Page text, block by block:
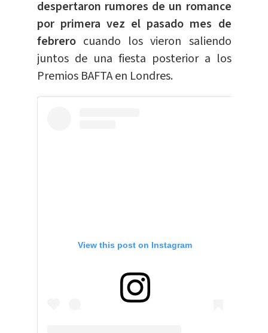
despertaron rumores de un romance
por primera vez el pasado mes de
febrero cuando los vieron saliendo
juntos de una fiesta posterior a los
Premios BAFTA en Londres.
View this post on Instagram